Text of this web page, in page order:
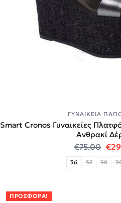
ΓΥΝΑΙΚΕΊΑ
Smart Cronos Γυναικείες
Ανθρακί
€75.00 €
36 37 38
ΠΡΟΣΦΟΡΆ!